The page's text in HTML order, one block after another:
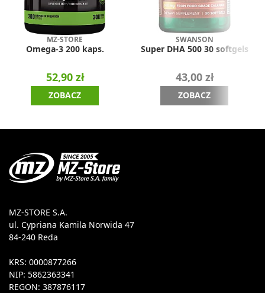
MZ-STORE
Omega-3 200 kaps.
52,90 zł
ZOBACZ
SWANSON
Super DHA 500 30 softgels
43,00 zł
ZOBACZ
MZ-STORE S.A.
ul. Cypriana Kamila Norwida 47
84-240 Reda
KRS: 0000877266
NIP: 5862363341
REGON: 387876117